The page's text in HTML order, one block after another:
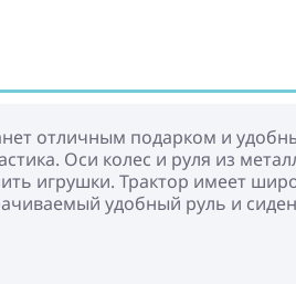
отличным подарком и
Оси колес и руля из
игрушки. Трактор имеет
удобный руль и